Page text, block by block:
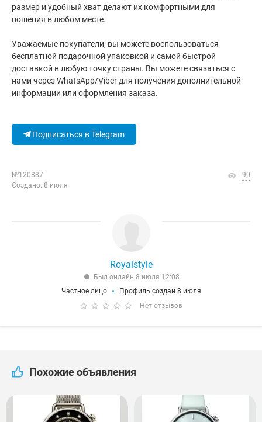
размер и удобный хват делают их комфортными для
ношения в любом месте.
Уважаемые покупатели, вы можете воспользоваться
бесплатной подарочной упаковкой и самой быстрой
доставкой в любую точку страны. Вы можете связаться с
нами через WhatsApp/Viber для получения дополнительной
информации или оформления заказа.
Подписаться в Telegram
№120887
Создано: 8 июля
90
Royalstyle
Был онлайн 8 июля 12:08
Частное лицо
Профиль создан 8 июля
Нет отзывов
Похожие объявления